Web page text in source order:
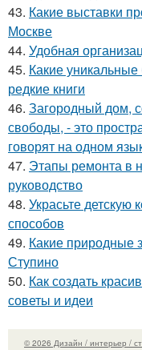
43. Какие выставки
Москве
44. Удобная
45. Какие
редкие книги
46. Загородный дом,
свободы, - это
говорят на одном
47. Этапы ремонта в
руководство
48. Украсьте детскую
способов
49. Какие природные
Ступино
50. Как создать
советы и идеи
© 2026 Дизайн / интерьер /